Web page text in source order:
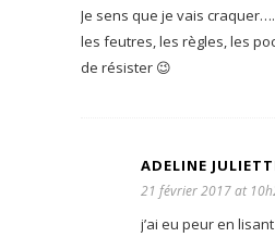
Je sens que je vais
les feutres, les règles, les
de résister 😉
ADELINE
21 février 2017 at
j’ai eu peur en